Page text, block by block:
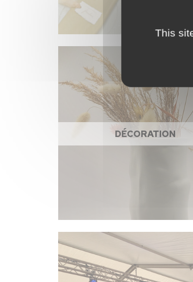
DÉCORATION
This